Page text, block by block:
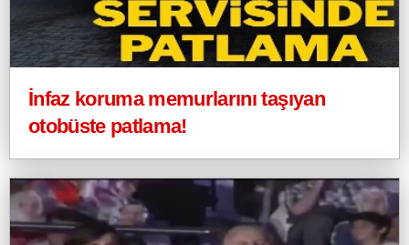
İnfaz koruma memurlarını taşıyan
otobüste patlama!